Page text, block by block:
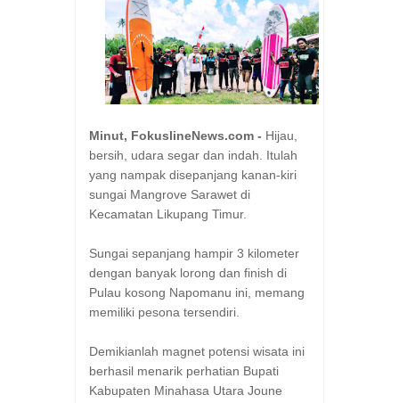
RESES IRENE GOLDA PINONTOAN
Aug 04, 2026
RESES II DPRD SULUT, ROYKE
Aug 03, 2026
RESES II 2026, EUGENIE MANTIRI
Minut, FokuslineNews.com - Hijau,
bersih, udara segar dan indah. Itulah
yang nampak disepanjang kanan-kiri
sungai Mangrove Sarawet di
Kecamatan Likupang Timur.
Sungai sepanjang hampir 3 kilometer
dengan banyak lorong dan finish di
Pulau kosong Napomanu ini, memang
memiliki pesona tersendiri.
Demikianlah magnet potensi wisata ini
berhasil menarik perhatian Bupati
Kabupaten Minahasa Utara Joune